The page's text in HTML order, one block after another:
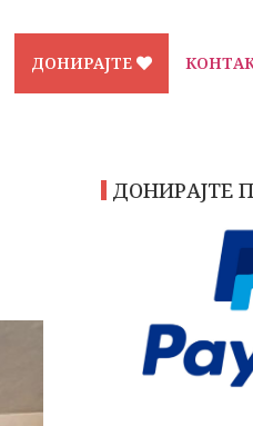
ДОНИРАЈТЕ
ДОНИРАЈТЕ